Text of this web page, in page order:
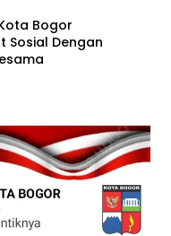
Bogor
Sosial Dengan